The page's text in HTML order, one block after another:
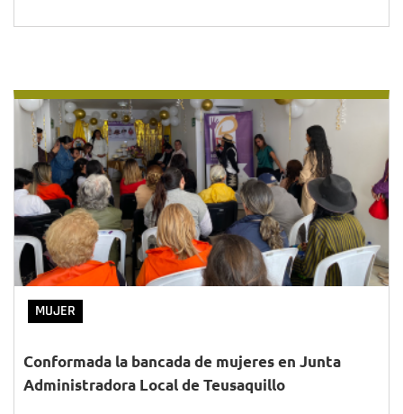
MUJER
Conformada la bancada de mujeres en Junta
Administradora Local de Teusaquillo